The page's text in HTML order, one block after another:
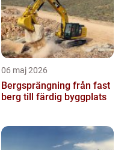
06 maj 2026
Bergsprängning från fast
berg till färdig byggplats